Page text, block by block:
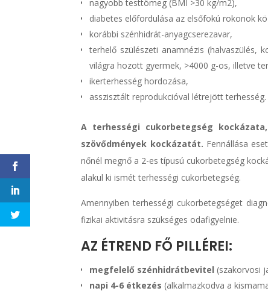
nagyobb testtömeg (BMI >30 kg/m2),
diabetes előfordulása az elsőfokú rokonok
korábbi szénhidrát-anyagcserezavar,
terhelő szülészeti anamnézis (halvaszülés,
világra hozott gyermek, >4000 g-os, illetve
ikerterhesség hordozása,
asszisztált reprodukcióval létrejött terhesség.
A terhességi cukorbetegség
szövődmények kockázatát. Fennállása
nőnél megnő a 2-es típusú cukorbetegség
alakul ki ismét terhességi cukorbetegség.
Amennyiben terhességi cukorbetegséget
fizikai aktivitásra szükséges odafigyelnie.
AZ ÉTREND FŐ PILLÉREI:
megfelelő szénhidrátbevitel (szakorvosi
napi 4-6 étkezés (alkalmazkodva a